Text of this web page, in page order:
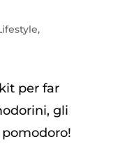
,
per far
gli